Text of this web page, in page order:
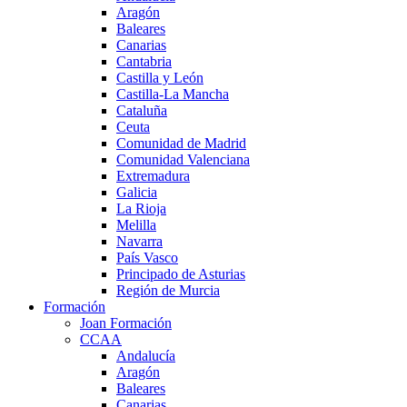
Aragón
Baleares
Canarias
Cantabria
Castilla y León
Castilla-La Mancha
Cataluña
Ceuta
Comunidad de Madrid
Comunidad Valenciana
Extremadura
Galicia
La Rioja
Melilla
Navarra
País Vasco
Principado de Asturias
Región de Murcia
Formación
Joan Formación
CCAA
Andalucía
Aragón
Baleares